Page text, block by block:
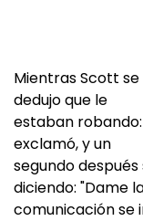
Mientras Scott
dedujo que le
estaban
exclamó, y un
segundo
diciendo: "Dame
comunicación